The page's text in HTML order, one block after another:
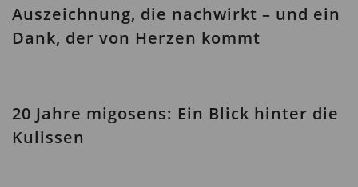
Auszeichnung, die nachwirkt – und ein
Dank, der von Herzen kommt
20 Jahre migosens: Ein Blick hinter die
Kulissen